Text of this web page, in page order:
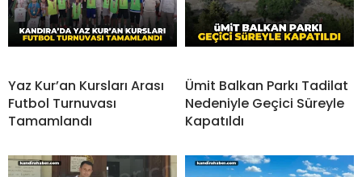
Yaz Kur’an Kursları Arası
Futbol Turnuvası
Tamamlandı
Ümit Balkan Parkı Tadilat
Nedeniyle Geçici Süreyle
Kapatıldı